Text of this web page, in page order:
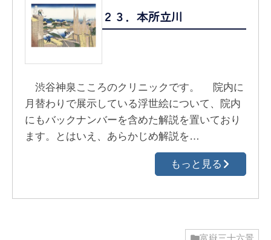
２３．本所立川
渋谷神泉こころのクリニックです。 院内に
月替わりで展示している浮世絵について、院内
にもバックナンバーを含めた解説を置いており
ます。とはいえ、あらかじめ解説を…
もっと見る